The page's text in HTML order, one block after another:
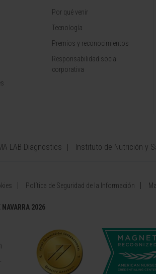
Por qué venir
Tecnología
Premios y reconocimientos
Responsabilidad social
corporativa
LAB Diagnostics Instituto de Nutrición y
Política de Seguridad de la Información
2026